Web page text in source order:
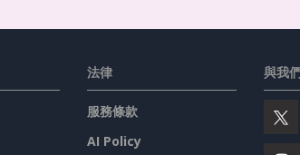
法律
服務條款
AI Policy
與我